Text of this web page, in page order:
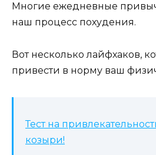
Многие ежедневные
наш процесс похудения.
Вот несколько лайфхаков,
привести в норму ваш
Тест на
козыри!